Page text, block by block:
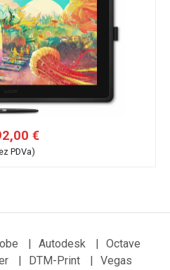
€
PDVa)
| Autodesk | Octave
| DTM-Print | Vegas